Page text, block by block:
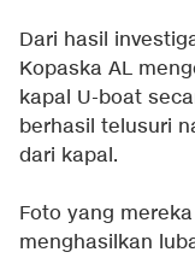
Dari hasil
Kopaska AL
kapal U-boat
berhasil telusuri
dari kapal.
Foto yang
menghasilkan